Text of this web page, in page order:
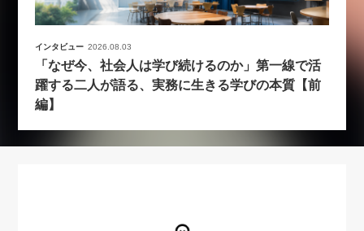
インタビュー 2026.08.03
「なぜ今、社会人は学び続けるのか」第一線で活
躍する二人が語る、実務に生きる学びの本質【前
編】